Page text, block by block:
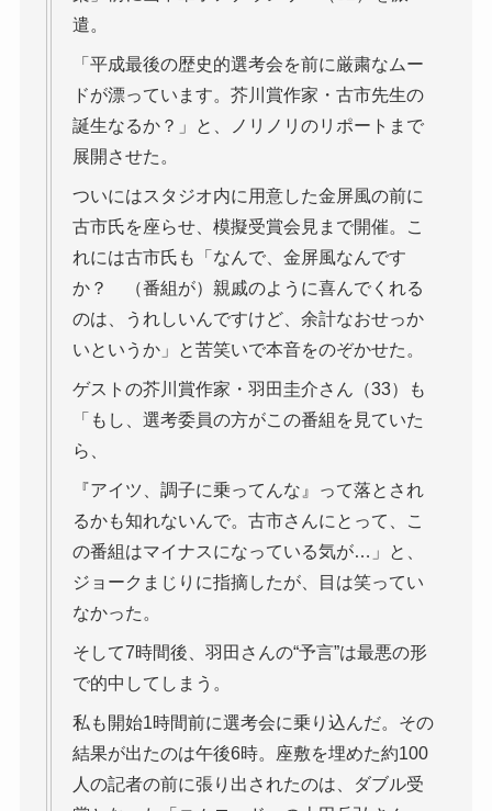
遣。
「平成最後の歴史的選考会を前に厳粛なムー
ドが漂っています。芥川賞作家・古市先生の
誕生なるか？」と、ノリノリのリポートまで
展開させた。
ついにはスタジオ内に用意した金屏風の前に
古市氏を座らせ、模擬受賞会見まで開催。こ
れには古市氏も「なんで、金屏風なんです
か？ （番組が）親戚のように喜んでくれる
のは、うれしいんですけど、余計なおせっか
いというか」と苦笑いで本音をのぞかせた。
ゲストの芥川賞作家・羽田圭介さん（33）も
「もし、選考委員の方がこの番組を見ていた
ら、
『アイツ、調子に乗ってんな』って落とされ
るかも知れないんで。古市さんにとって、こ
の番組はマイナスになっている気が…」と、
ジョークまじりに指摘したが、目は笑ってい
なかった。
そして7時間後、羽田さんの“予言”は最悪の形
で的中してしまう。
私も開始1時間前に選考会に乗り込んだ。その
結果が出たのは午後6時。座敷を埋めた約100
人の記者の前に張り出されたのは、ダブル受